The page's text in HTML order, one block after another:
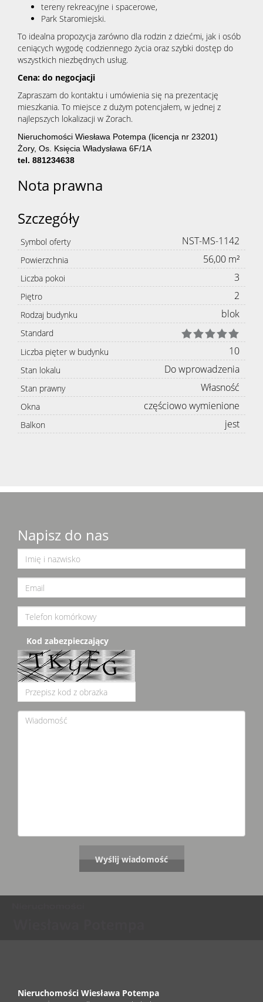
tereny rekreacyjne i spacerowe,
Park Staromiejski.
To idealna propozycja zarówno dla rodzin z dziećmi, jak i osób
ceniących wygodę codziennego życia oraz szybki dostęp do
wszystkich niezbędnych usług.
Cena: do negocjacji
Zapraszam do kontaktu i umówienia się na prezentację
mieszkania. To miejsce z dużym potencjałem, w jednej z
najlepszych lokalizacji w Żorach.
Nieruchomości Wiesława Potempa (licencja nr 23201)
Żory, Os. Księcia Władysława 6F/1A
tel. 881234638
Nota prawna
Szczegóły
Symbol oferty NST-MS-1142
Powierzchnia 56,00 m²
Liczba pokoi 3
Piętro 2
Rodzaj budynku blok
Standard
Liczba pięter w budynku
10
Stan lokalu Do wprowadzenia
Stan prawny Własność
Okna częściowo wymienione
Balkon jest
Napisz do nas
Kod zabezpieczający
Nieruchomości Wiesława Potempa